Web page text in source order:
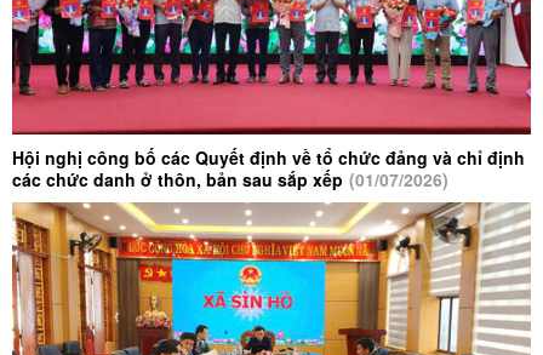
Lãnh đạo tỉnh Lai Châu, lãnh đạo xã Sìn
Hồ thăm tặng quà gia đình chính sách,
người có công trên địa bàn xã
Xã Sìn Hồ tăng cường nâng cao chất
lượng cải cách thủ tục hành chính
Kế hoạch triển khai nhiệm vụ Đo đạc lập
bản đồ địa chính, đăng ký đất đai, lập hồ
sơ địa chính và xây dựng cơ sở dữ liệu đất
đai trên địa bàn xã Sìn Hồ
Hội nghị công bố các Quyết định về tổ chức đảng và chỉ định
các chức danh ở thôn, bản sau sắp xếp (01/07/2026)